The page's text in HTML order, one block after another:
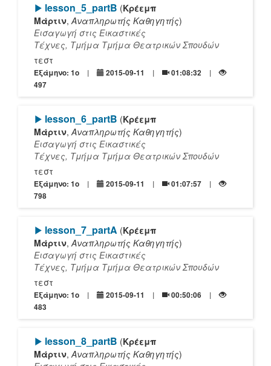
[Play]
lesson_5_partΒ (Κρέεμπ
Μάρτιν,Αναπληρωτής Καθηγητής)
Εισαγωγή στις Εικαστικές
Τέχνες, Τμήμα Τμήμα Θεατρικών Σπουδών
τεστ
Εξάμηνο: 1o 2015-09-11
01:08:32
497
[Play]
lesson_6_partΒ (Κρέεμπ
Μάρτιν,Αναπληρωτής Καθηγητής)
Εισαγωγή στις Εικαστικές
Τέχνες, Τμήμα Τμήμα Θεατρικών Σπουδών
τεστ
Εξάμηνο: 1o 2015-09-11
01:07:57
798
[Play]
lesson_7_partΑ (Κρέεμπ
Μάρτιν,Αναπληρωτής Καθηγητής)
Εισαγωγή στις Εικαστικές
Τέχνες, Τμήμα Τμήμα Θεατρικών Σπουδών
τεστ
Εξάμηνο: 1o 2015-09-11
00:50:06
483
[Play]
lesson_8_partΒ (Κρέεμπ
Μάρτιν,Αναπληρωτής Καθηγητής)